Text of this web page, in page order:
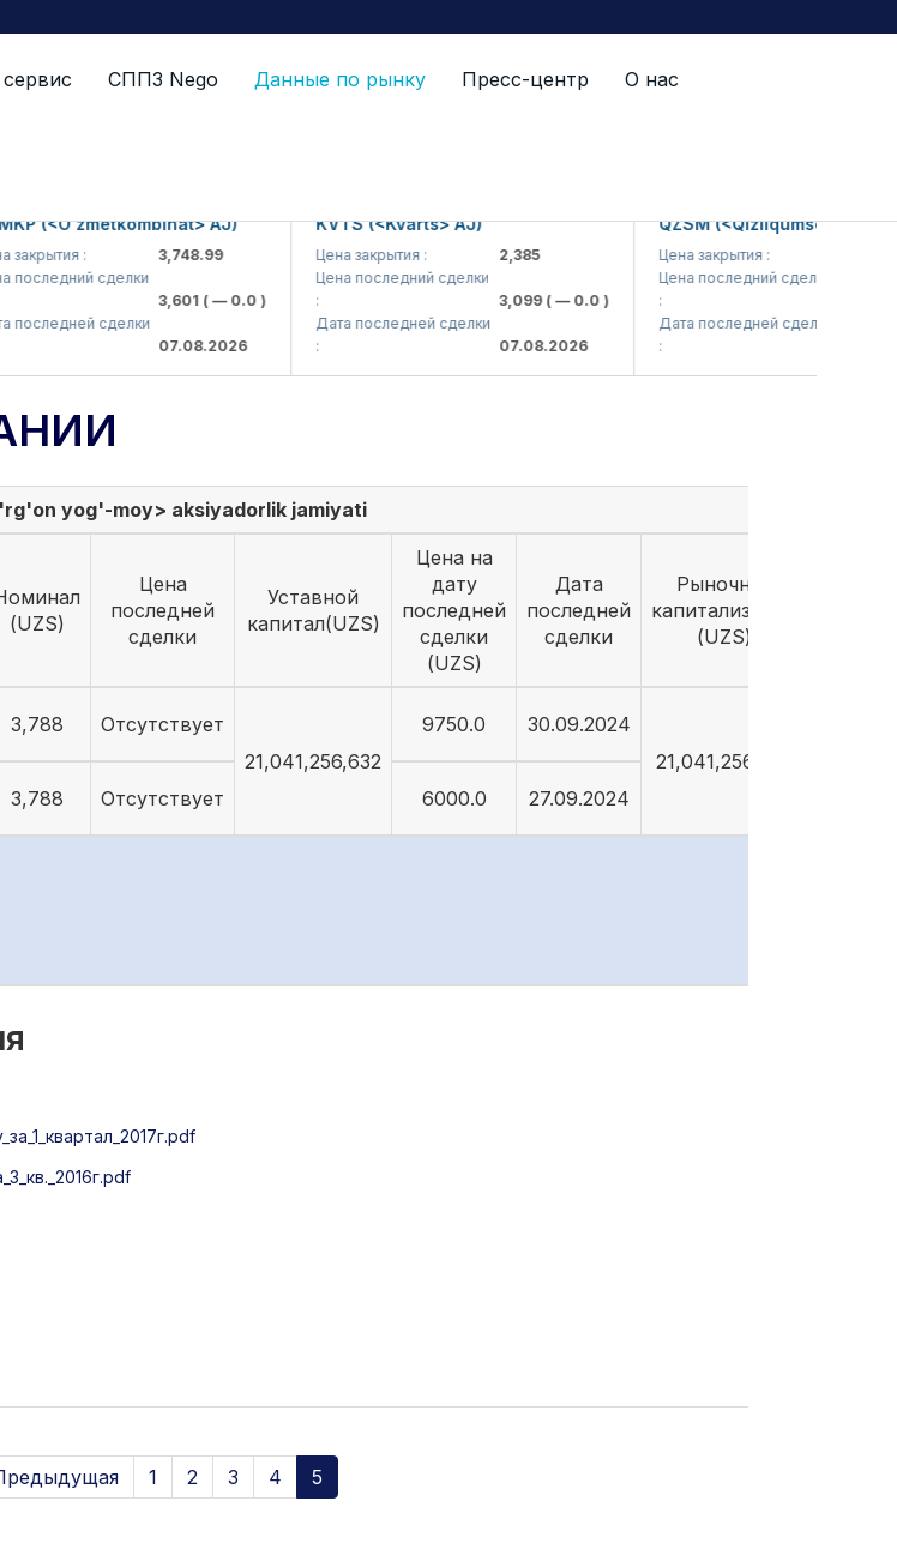
СППЗ Nego Данные по рынку Пресс-центр О нас
(<O'zmetkombinat> AJ)
:
3,748.99
сделки
3,601( — 0.0 )
сделки
07.08.2026
KVTS (<Kvarts> AJ)
Цена закрытия :
2,385
Цена последний сделки
3,099( — 0.0 )
Дата последней сделки
07.08.2026
QZSM (<Qizilqumsement> AJ)
Цена закрытия :
Цена последний сделки
Дата последней сделки
yog'-moy> aksiyadorlik jamiyati
(UZS)
Цена
последней
сделки
Уставной
капитал(UZS)
Цена на
дату
последней
сделки
(UZS)
Дата
последней
сделки
Рыночная
капитализация
(UZS)
3,788
Отсутствует
21,041,256,632
9750.0
30.09.2024
21,041,256,632
3,788 Отсутствует 6000.0 27.09.2024
1 2 3 4 5